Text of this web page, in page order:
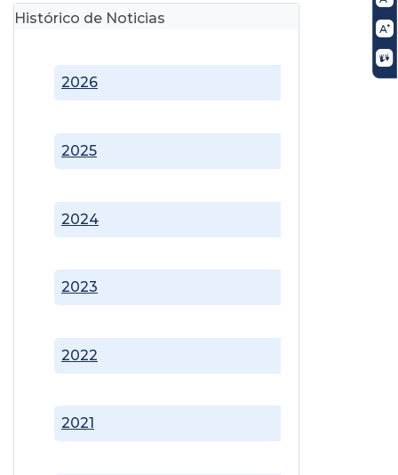
Histórico de Noticias
2021
2022
2023
2024
2025
2026